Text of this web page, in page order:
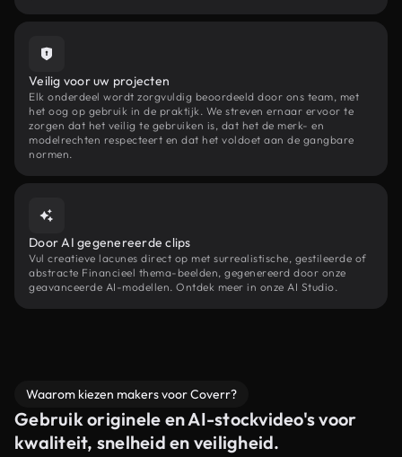
Veilig voor uw projecten
Elk onderdeel wordt zorgvuldig beoordeeld door ons team, met
het oog op gebruik in de praktijk. We streven ernaar ervoor te
zorgen dat het veilig te gebruiken is, dat het de merk- en
modelrechten respecteert en dat het voldoet aan de gangbare
normen.
Door AI gegenereerde clips
Vul creatieve lacunes direct op met surrealistische, gestileerde of
abstracte Financieel thema-beelden, gegenereerd door onze
geavanceerde AI-modellen. Ontdek meer in onze AI Studio.
Waarom kiezen makers voor Coverr?
Gebruik originele en AI-stockvideo's voor
kwaliteit, snelheid en veiligheid.